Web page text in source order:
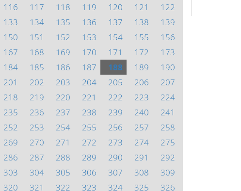
116 117 118 119 120 121
122
133 134 135 136 137 138
139
150 151 152 153 154 155
156
167 168 169 170 171 172
173
184 185 186 187 188 189
190
201 202 203 204 205 206
207
218 219 220 221 222 223
224
235 236 237 238 239 240
241
252 253 254 255 256 257
258
269 270 271 272 273 274
275
286 287 288 289 290 291
292
303 304 305 306 307 308
309
320 321 322 323 324 325 326